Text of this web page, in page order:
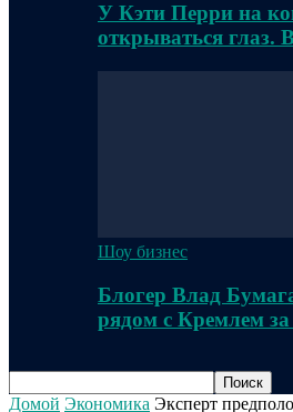
У Кэти Перри на
открываться глаз.
Шоу бизнес
Блогер Влад
рядом с Кремлем
Домой Экономика Эксперт